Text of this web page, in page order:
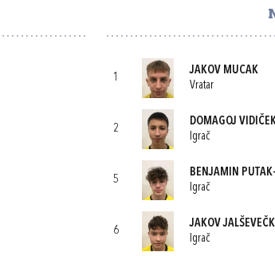
1
JAKOV MUCAK
Vratar
2
DOMAGOJ
Igrač
5
BENJAMIN
Igrač
6
JAKOV
Igrač